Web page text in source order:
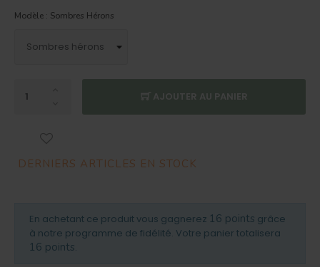
Modèle : Sombres Hérons
AJOUTER AU PANIER
DERNIERS ARTICLES EN STOCK
En achetant ce produit vous gagnerez 16 points grâce
à notre programme de fidélité. Votre panier totalisera
16 points.